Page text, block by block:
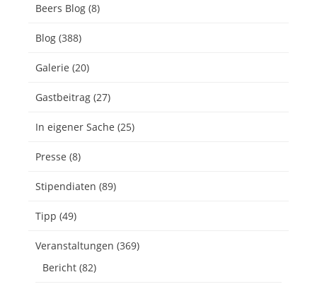
Beers Blog (8)
Blog (388)
Galerie (20)
Gastbeitrag (27)
In eigener Sache (25)
Presse (8)
Stipendiaten (89)
Tipp (49)
Veranstaltungen (369)
Bericht (82)